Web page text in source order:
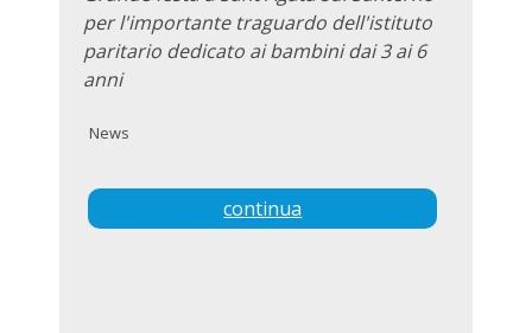
per l'importante traguardo dell'istituto
paritario dedicato ai bambini dai 3 ai 6
anni
News
continua